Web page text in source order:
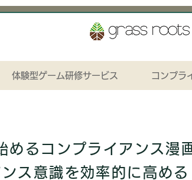
体験型ゲーム研修サービス コンプラ
るコンプライアンス漫
ス意識を効率的に高める